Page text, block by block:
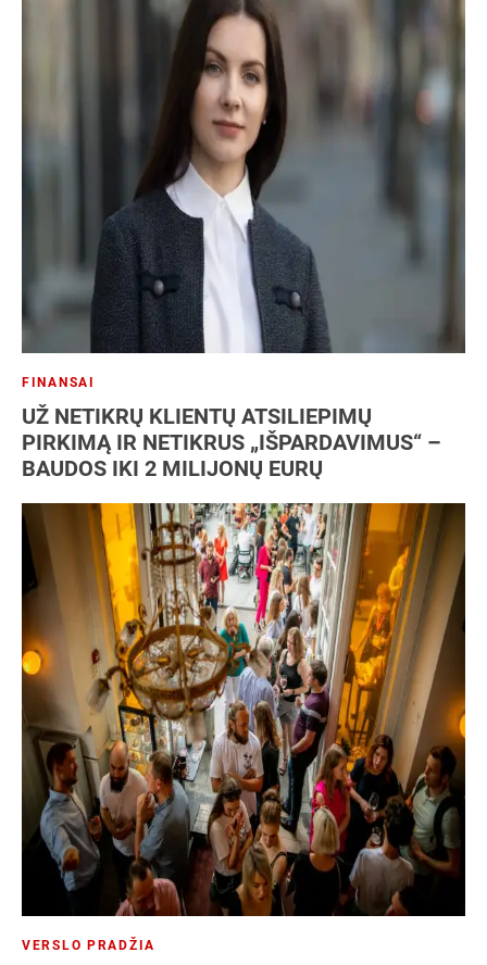
FINANSAI
UŽ NETIKRŲ KLIENTŲ ATSILIEPIMŲ
PIRKIMĄ IR NETIKRUS „IŠPARDAVIMUS“ –
BAUDOS IKI 2 MILIJONŲ EURŲ
VERSLO PRADŽIA